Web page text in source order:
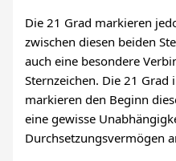
Die 21 Grad markieren
zwischen diesen beiden
auch eine besondere
Sternzeichen. Die 21
markieren den Beginn
eine gewisse
Durchsetzungsvermögen